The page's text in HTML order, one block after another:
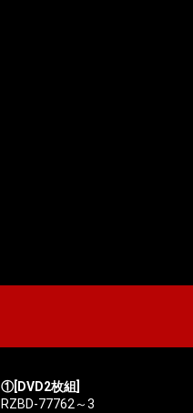
①[DVD2枚組]
RZBD-77762～3